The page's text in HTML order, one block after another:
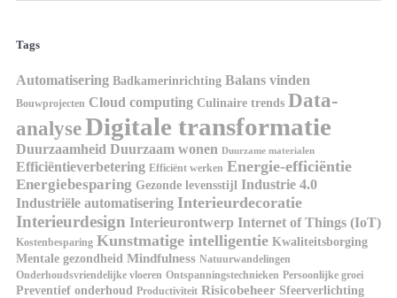
Tags
Automatisering Badkamerinrichting Balans vinden
Bouwprojecten Cloud computing Culinaire trends Data-
analyseDigitale transformatie
Duurzaamheid Duurzaam wonen Duurzame materialen
Efficiëntieverbetering Efficiënt werken Energie-efficiëntie
Energiebesparing Gezonde levensstijl Industrie 4.0
Industriële automatisering Interieurdecoratie
Interieurdesign Interieurontwerp Internet of Things (IoT)
Kostenbesparing Kunstmatige intelligentie Kwaliteitsborging
Mentale gezondheid Mindfulness Natuurwandelingen
Onderhoudsvriendelijke vloeren Ontspanningstechnieken Persoonlijke groei
Preventief onderhoud Productiviteit Risicobeheer Sfeerverlichting